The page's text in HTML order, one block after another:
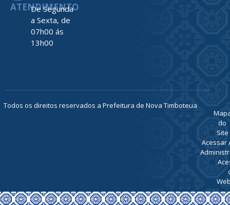
ATENDIMENTO
De Segunda
a Sexta, de
07h00 ás
13h00
Todos os direitos reservados a Prefeitura de Nova Timboteua
do
Site
Acessar